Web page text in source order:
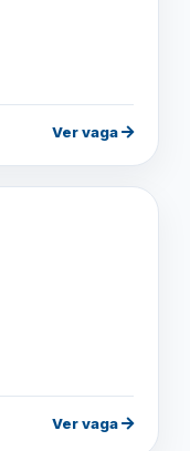
Ver vaga
Ver vaga